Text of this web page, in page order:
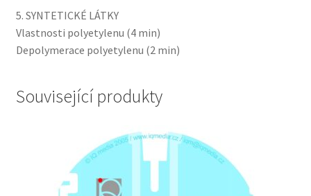
5. SYNTETICKÉ LÁTKY
Vlastnosti polyetylenu (4 min)
Depolymerace polyetylenu (2 min)
Související produkty